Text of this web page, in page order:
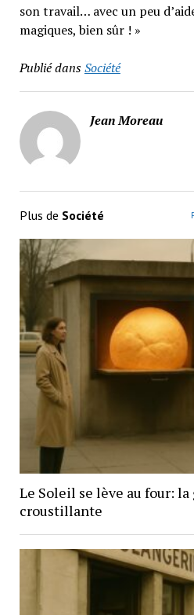
son travail… avec un peu
magiques, bien sûr ! »
Publié dansSociété
Jean Moreau
Plus de Société
Le Soleil se lève au four:
croustillante